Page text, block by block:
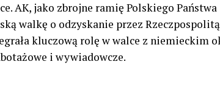
AK, jako zbrojne ramię Polskiego Państwa
walkę o odzyskanie przez
kluczową rolę w walce z niemieckim
i wywiadowcze.